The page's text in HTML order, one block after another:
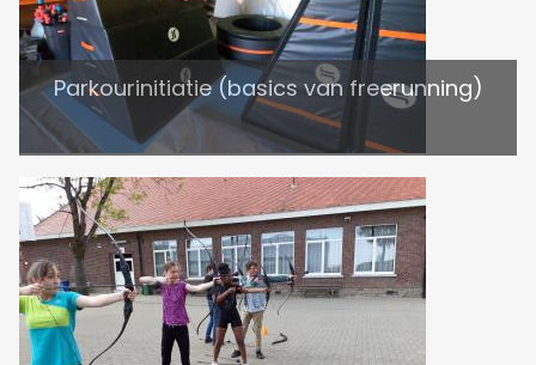
Parkourinitiatie (basics van freerunning)